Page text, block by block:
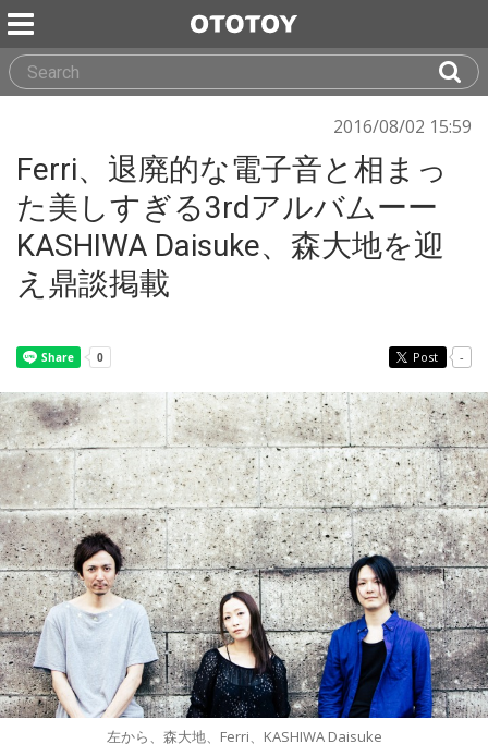
2016/08/02 15:59
Ferri、退廃的な電子音と相まっ
た美しすぎる3rdアルバムーー
KASHIWA Daisuke、森大地を迎
え鼎談掲載
Post -
左から、森大地、Ferri、KASHIWA Daisuke